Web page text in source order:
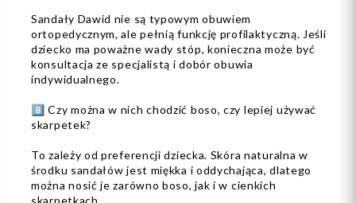
Sandały Dawid nie są typowym obuwiem
ortopedycznym, ale pełnią funkcję profilaktyczną. Jeśli
dziecko ma poważne wady stóp, konieczna może być
konsultacja ze specjalistą i dobór obuwia
indywidualnego.
8️⃣ Czy można w nich chodzić boso, czy lepiej używać
skarpetek?
To zależy od preferencji dziecka. Skóra naturalna w
środku sandałów jest miękka i oddychająca, dlatego
można nosić je zarówno boso, jak i w cienkich
skarpetkach.